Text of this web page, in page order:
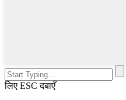
लिए ESC दबाएँ